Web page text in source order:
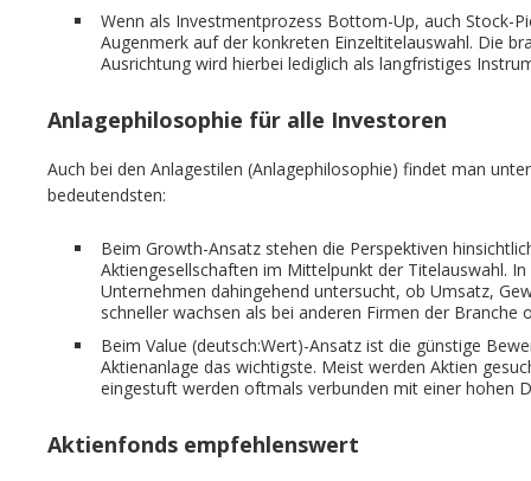
Wenn als Investmentprozess Bottom-Up, auch Stock-
Augenmerk auf der konkreten Einzeltitelauswahl. Die
Ausrichtung wird hierbei lediglich als langfristiges
Anlagephilosophie für alle Investoren
Auch bei den Anlagestilen (Anlagephilosophie) findet man
bedeutendsten:
Beim Growth-Ansatz stehen die Perspektiven
Aktiengesellschaften im Mittelpunkt der Titelauswahl.
Unternehmen dahingehend untersucht, ob Umsatz,
schneller wachsen als bei anderen Firmen der Branche
Beim Value (deutsch:Wert)-Ansatz ist die günstige
Aktienanlage das wichtigste. Meist werden Aktien
eingestuft werden oftmals verbunden mit einer hohen
Aktienfonds empfehlenswert